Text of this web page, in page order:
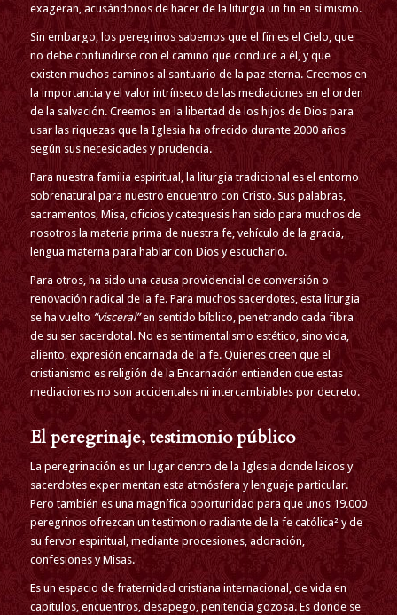
exageran, acusándonos de hacer de la liturgia un fin en sí mismo.
Sin embargo, los peregrinos sabemos que el fin es el Cielo, que
no debe confundirse con el camino que conduce a él, y que
existen muchos caminos al santuario de la paz eterna. Creemos en
la importancia y el valor intrínseco de las mediaciones en el orden
de la salvación. Creemos en la libertad de los hijos de Dios para
usar las riquezas que la Iglesia ha ofrecido durante 2000 años
según sus necesidades y prudencia.
Para nuestra familia espiritual, la liturgia tradicional es el entorno
sobrenatural para nuestro encuentro con Cristo. Sus palabras,
sacramentos, Misa, oficios y catequesis han sido para muchos de
nosotros la materia prima de nuestra fe, vehículo de la gracia,
lengua materna para hablar con Dios y escucharlo.
Para otros, ha sido una causa providencial de conversión o
renovación radical de la fe. Para muchos sacerdotes, esta liturgia
se ha vuelto“visceral”en sentido bíblico, penetrando cada fibra
de su ser sacerdotal. No es sentimentalismo estético, sino vida,
aliento, expresión encarnada de la fe. Quienes creen que el
cristianismo es religión de la Encarnación entienden que estas
mediaciones no son accidentales ni intercambiables por decreto.
El peregrinaje, testimonio público
La peregrinación es un lugar dentro de la Iglesia donde laicos y
sacerdotes experimentan esta atmósfera y lenguaje particular.
Pero también es una magnífica oportunidad para que unos 19.000
peregrinos ofrezcan un testimonio radiante de la fe católica² y de
su fervor espiritual, mediante procesiones, adoración,
confesiones y Misas.
Es un espacio de fraternidad cristiana internacional, de vida en
capítulos, encuentros, desapego, penitencia gozosa. Es donde se